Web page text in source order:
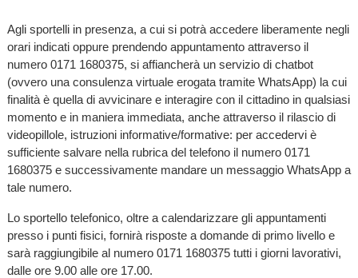
Agli sportelli in presenza, a cui si potrà accedere liberamente negli
orari indicati oppure prendendo appuntamento attraverso il
numero 0171 1680375, si affiancherà un servizio di chatbot
(ovvero una consulenza virtuale erogata tramite WhatsApp) la cui
finalità è quella di avvicinare e interagire con il cittadino in qualsiasi
momento e in maniera immediata, anche attraverso il rilascio di
videopillole, istruzioni informative/formative: per accedervi è
sufficiente salvare nella rubrica del telefono il numero 0171
1680375 e successivamente mandare un messaggio WhatsApp a
tale numero.
Lo sportello telefonico, oltre a calendarizzare gli appuntamenti
presso i punti fisici, fornirà risposte a domande di primo livello e
sarà raggiungibile al numero 0171 1680375 tutti i giorni lavorativi,
dalle ore 9.00 alle ore 17.00.